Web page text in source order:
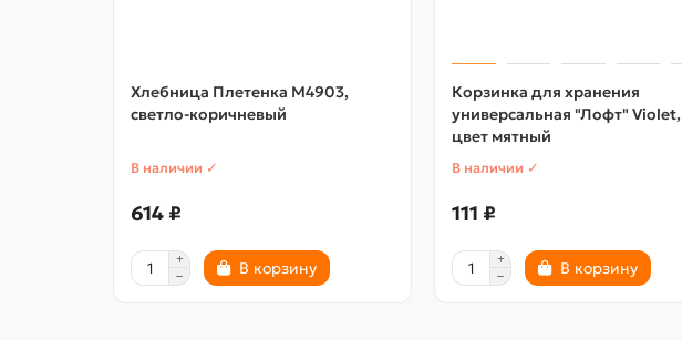
Хлебница Плетенка М4903,
светло-коричневый
В наличии ✓
614 ₽
В корзину
Корзинка для хранения
универсальная "Лофт" Violet,
цвет мятный
В наличии ✓
111 ₽
В корзину